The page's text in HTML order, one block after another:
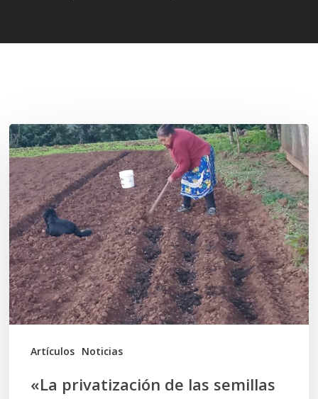
Artículos Noticias
«La
privatización
de
las
semillas
constituye
una
violación
de
Humanos
«La privatización de las semillas